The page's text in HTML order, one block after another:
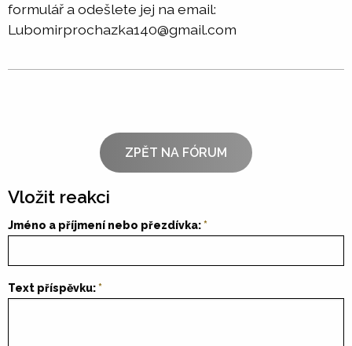
formulář a odešlete jej na email:
Lubomirprochazka140@gmail.com
ZPĚT NA FÓRUM
Vložit reakci
Jméno a příjmení nebo přezdívka:
Text příspěvku: